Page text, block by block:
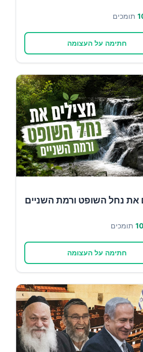
תומכים
חתימה על העצומה
את נחל השופט ורמת השניים
תומכים
חתימה על העצומה